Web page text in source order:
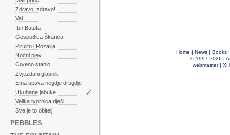
Zdravo, zdravo!
Val
Ibn Batuta
Gospođica Škarica
Pirulito i Rozalija
Noćni pjev
Crveno stablo
Zvjezdani glasnik
Ema spava negdje drugdje
Ukuhane jabuke
Velika tvornica riječi
Sve je to obitelj!
PEBBLES
Home | News| Books
© 1997-2026 |
webmaster|